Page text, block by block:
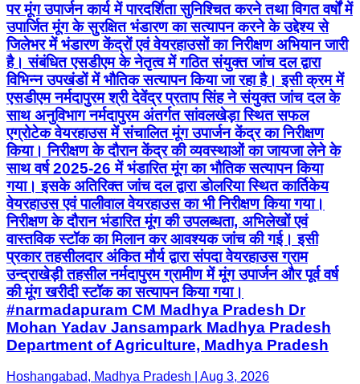
पर मूंग उपार्जन कार्य में पारदर्शिता सुनिश्चित करने तथा विगत वर्षों में
उपार्जित मूंग के सुरक्षित भंडारण का सत्यापन करने के उद्देश्य से
जिलेभर में भंडारण केंद्रों एवं वेयरहाउसों का निरीक्षण अभियान जारी
है। संबंधित एसडीएम के नेतृत्व में गठित संयुक्त जांच दल द्वारा
विभिन्न उपखंडों में भौतिक सत्यापन किया जा रहा है। इसी क्रम में
एसडीएम नर्मदापुरम श्री देवेंद्र प्रताप सिंह ने संयुक्त जांच दल के
साथ अनुविभाग नर्मदापुरम अंतर्गत सांवलखेड़ा स्थित सफल
एग्रोटेक वेयरहाउस में संचालित मूंग उपार्जन केंद्र का निरीक्षण
किया। निरीक्षण के दौरान केंद्र की व्यवस्थाओं का जायजा लेने के
साथ वर्ष 2025-26 में भंडारित मूंग का भौतिक सत्यापन किया
गया। इसके अतिरिक्त जांच दल द्वारा डोलरिया स्थित कार्तिकेय
वेयरहाउस एवं पालीवाल वेयरहाउस का भी निरीक्षण किया गया।
निरीक्षण के दौरान भंडारित मूंग की उपलब्धता, अभिलेखों एवं
वास्तविक स्टॉक का मिलान कर आवश्यक जांच की गई। इसी
प्रकार तहसीलदार अंकित मौर्य द्वारा संपदा वेयरहाउस ग्राम
उन्द्राखेड़ी तहसील नर्मदापुरम ग्रामीण में मूंग उपार्जन और पूर्व वर्ष
की मूंग खरीदी स्टॉक का सत्यापन किया गया।
#narmadapuram CM Madhya Pradesh Dr
Mohan Yadav Jansampark Madhya Pradesh
Department of Agriculture, Madhya Pradesh
Hoshangabad, Madhya Pradesh | Aug 3, 2026